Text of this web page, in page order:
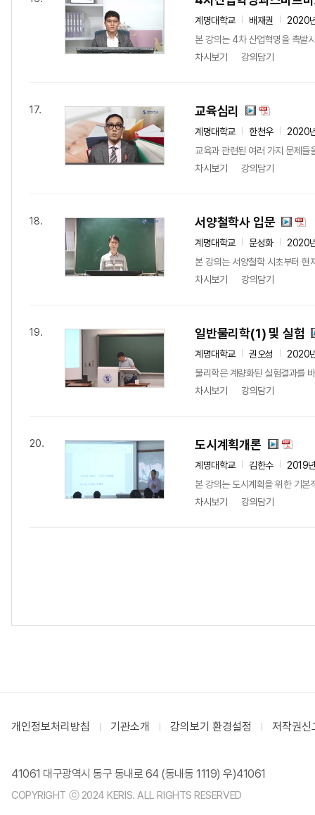
계명대학교 배재권
2020
본 강의는 4차 산업혁명을 촉발
차시보기
강의담기
17. 교육심리
계명대학교 한천우
2020
교육과 관련된 여러 가지 문제
차시보기
강의담기
18. 서양철학사 입문
계명대학교 문성화
2020
본 강의는 서양철학 시초부터 현
차시보기
강의담기
19. 일반물리학(1) 및 실험
계명대학교 권오성
2020
물리학은 계량화된 실험결과를
차시보기
강의담기
20. 도시계획개론
계명대학교 김한수
2019
본 강의는 도시계획을 위한 기본
차시보기
강의담기
개인정보처리방침 기관소개 강의보기 환경설정 저작권신
41061 대구광역시 동구 동내로 64 (동내동 1119) 우)41061
COPYRIGHT ⓒ 2024 KERIS. ALL RIGHTS RESERVED